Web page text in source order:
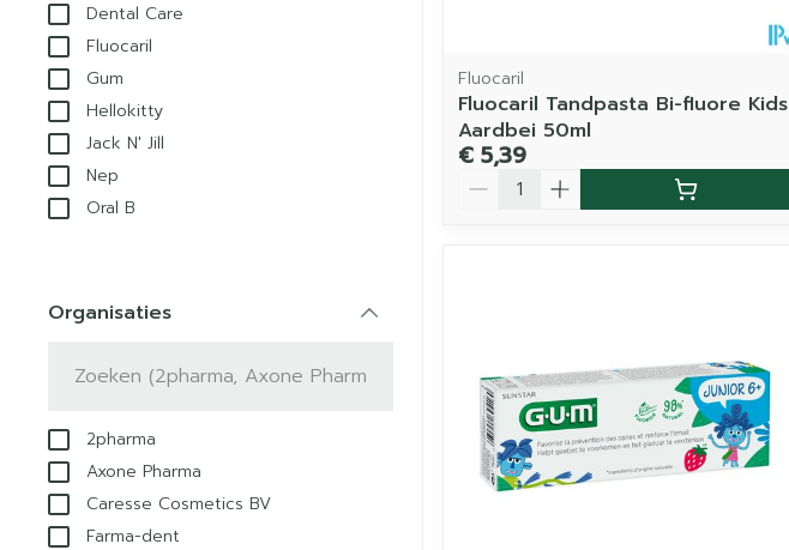
Dental Care
Fluocaril
Gum
Hellokitty
Jack N' Jill
Nep
Oral B
Organisaties
2pharma
Axone Pharma
Caresse Cosmetics BV
Farma-dent
Fluocaril
Fluocaril Tandpasta Bi-fluore Kids
Aardbei 50ml
€ 5,39
Aantal